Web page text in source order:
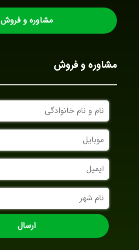
مشاوره و فروش
مشاوره و فروش
نام
و
نام
خانوادگی
موبایل
ایمیل
نام
شهر